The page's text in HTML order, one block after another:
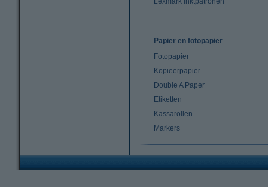
Papier en fotopapier
Fotopapier
Kopieerpapier
Double A Paper
Etiketten
Kassarollen
Markers